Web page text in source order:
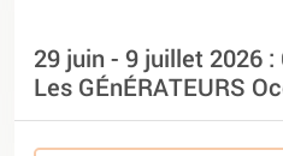
29 juin - 9 juillet 2026
Les GÉnÉRATEURS